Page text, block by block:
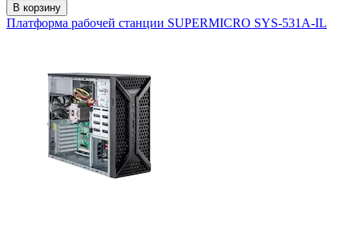
В корзину
Платформа рабочей станции SUPERMICRO SYS-531A-IL